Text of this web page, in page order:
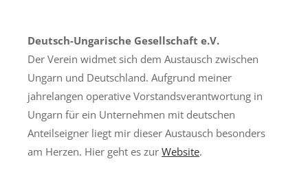
Deutsch-Ungarische Gesellschaft e.V.
Der Verein widmet sich dem Austausch zwischen
Ungarn und Deutschland. Aufgrund meiner
jahrelangen operative Vorstandsverantwortung in
Ungarn für ein Unternehmen mit deutschen
Anteilseigner liegt mir dieser Austausch besonders
am Herzen. Hier geht es zur Website.